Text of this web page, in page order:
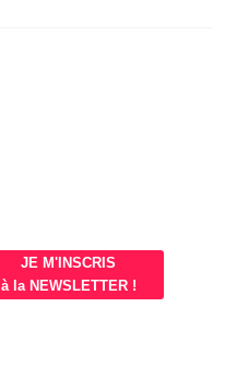
JE M'INSCRIS
à la NEWSLETTER !